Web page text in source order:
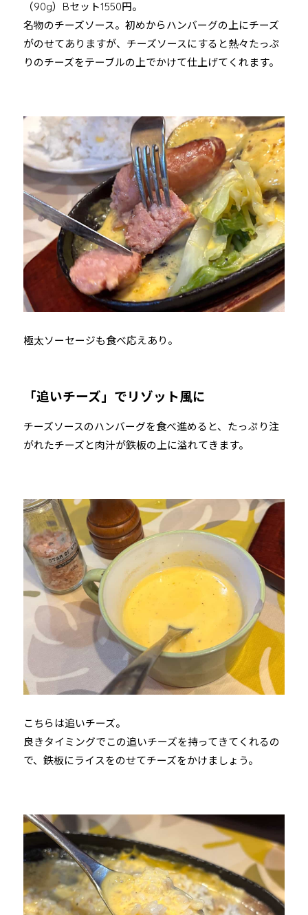
（90g）Bセット1550円。
名物のチーズソース。初めからハンバーグの上にチーズ
がのせてありますが、チーズソースにすると熱々たっぷ
りのチーズをテーブルの上でかけて仕上げてくれます。
極太ソーセージも食べ応えあり。
「追いチーズ」でリゾット風に
チーズソースのハンバーグを食べ進めると、たっぷり注
がれたチーズと肉汁が鉄板の上に溢れてきます。
こちらは追いチーズ。
良きタイミングでこの追いチーズを持ってきてくれるの
で、鉄板にライスをのせてチーズをかけましょう。